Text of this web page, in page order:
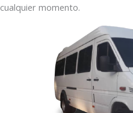
cualquier momento.